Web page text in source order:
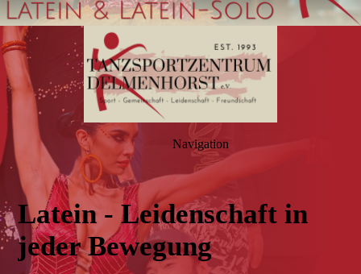
Navigation
Latein - Leidenschaft in
jeder Bewegung